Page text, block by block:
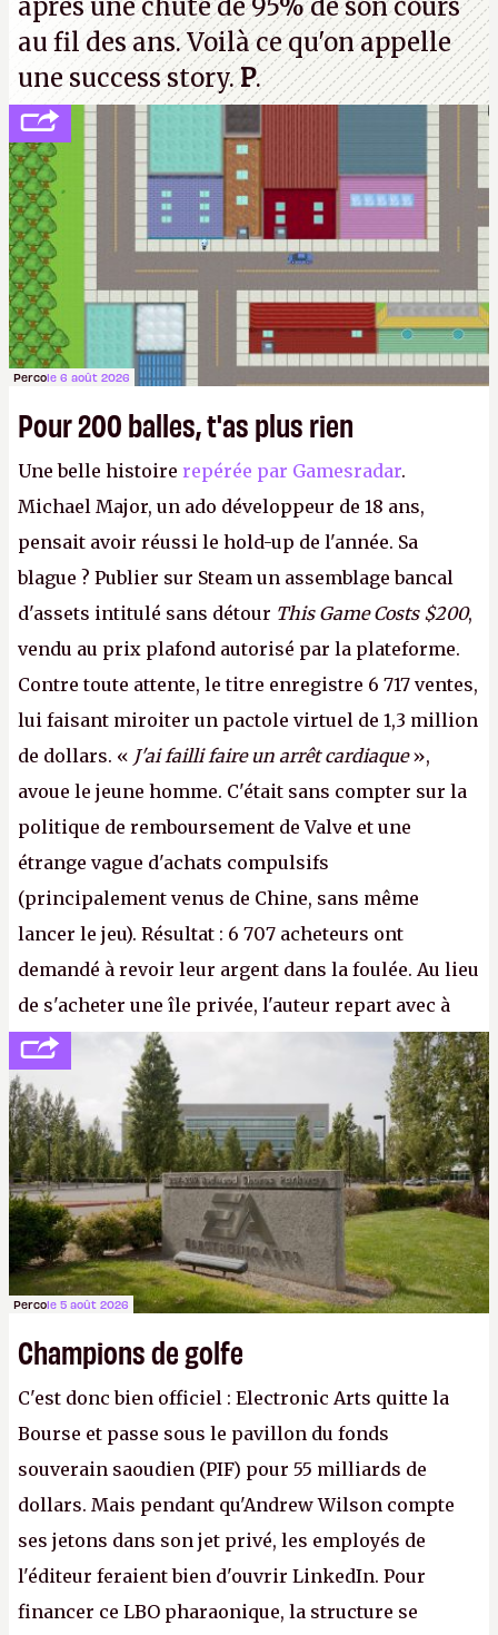
après une chute de 95% de son cours
au fil des ans. Voilà ce qu'on appelle
une success story.P.
Percole 6 août 2026
Pour 200 balles, t'as plus rien
Une belle histoire repérée par Gamesradar.
Michael Major, un ado développeur de 18 ans,
pensait avoir réussi le hold-up de l'année. Sa
blague ? Publier sur Steam un assemblage bancal
d'assets intitulé sans détour This Game Costs $200,
vendu au prix plafond autorisé par la plateforme.
Contre toute attente, le titre enregistre 6 717 ventes,
lui faisant miroiter un pactole virtuel de 1,3 million
de dollars. « J'ai failli faire un arrêt cardiaque»,
avoue le jeune homme. C'était sans compter sur la
politique de remboursement de Valve et une
étrange vague d'achats compulsifs
(principalement venus de Chine, sans même
lancer le jeu). Résultat : 6 707 acheteurs ont
demandé à revoir leur argent dans la foulée. Au lieu
de s'acheter une île privée, l'auteur repart avec à
peine 2 000 dollars en poche. C'est toujours plus
cher payé que le temps passé à dev, mais ça
apprendra aux petits malins qu'on ne braque pas
Gabe Newell aussi facilement.P.
Percole 5 août 2026
Champions de golfe
C'est donc bien officiel : Electronic Arts quitte la
Bourse et passe sous le pavillon du fonds
souverain saoudien (PIF) pour 55 milliards de
dollars. Mais pendant qu'Andrew Wilson compte
ses jetons dans son jet privé, les employés de
l'éditeur feraient bien d'ouvrir LinkedIn. Pour
financer ce LBO pharaonique, la structure se